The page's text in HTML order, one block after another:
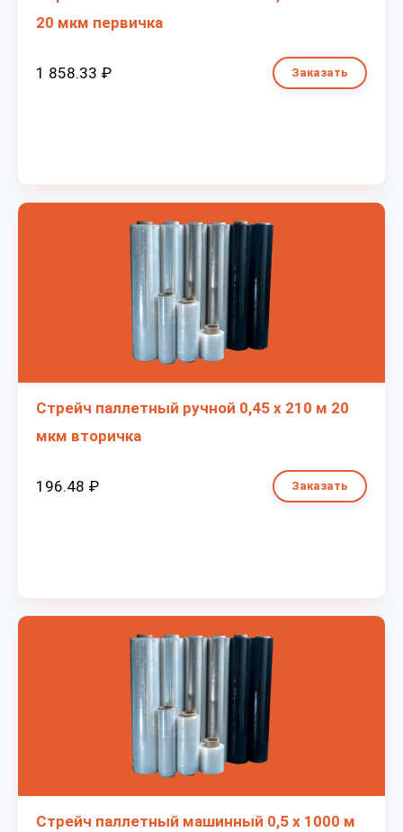
20 мкм первичка
1 858.33 ₽ Заказать
Стрейч паллетный ручной 0,45 х 210 м 20
мкм вторичка
196.48 ₽ Заказать
Стрейч паллетный машинный 0,5 х 1000 м